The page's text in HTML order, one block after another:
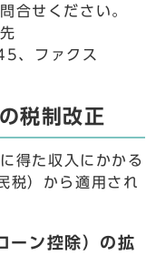
合せください。
、ファクス
税制改正
得た収入にかかる
税）から適用され
ーン控除）の拡